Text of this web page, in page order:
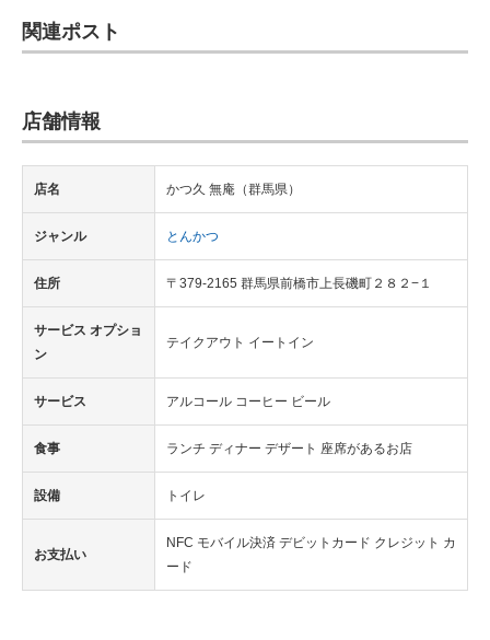
ちょっと気になるネットの話題
関連ポスト
店舗情報
店名 かつ久 無庵（群馬県）
ジャンル とんかつ
住所 〒379-2165 群馬県前橋市上長磯町２８２−１
サービス オプショ
ン
テイクアウト イートイン
サービス アルコール コーヒー ビール
食事 ランチ ディナー デザート 座席があるお店
設備 トイレ
お支払い
NFC モバイル決済 デビットカード クレジット カ
ード